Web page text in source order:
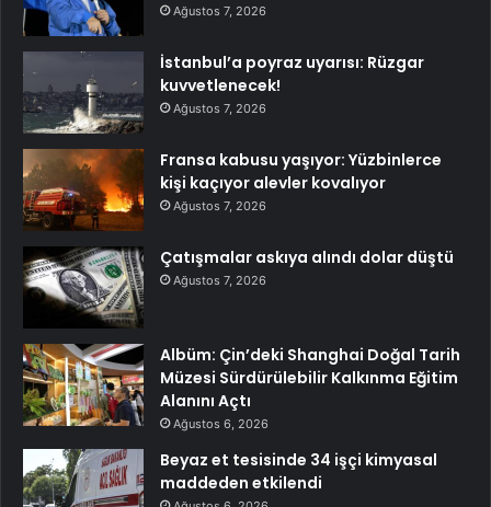
Ağustos 7, 2026
İstanbul’a poyraz uyarısı: Rüzgar
kuvvetlenecek!
Ağustos 7, 2026
Fransa kabusu yaşıyor: Yüzbinlerce
kişi kaçıyor alevler kovalıyor
Ağustos 7, 2026
Çatışmalar askıya alındı dolar düştü
Ağustos 7, 2026
Albüm: Çin’deki Shanghai Doğal Tarih
Müzesi Sürdürülebilir Kalkınma Eğitim
Alanını Açtı
Ağustos 6, 2026
Beyaz et tesisinde 34 işçi kimyasal
maddeden etkilendi